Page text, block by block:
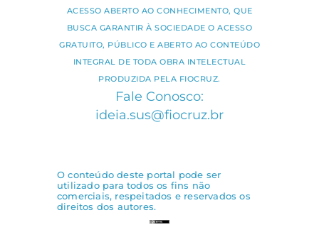
ACESSO ABERTO AO CONHECIMENTO, QUE
BUSCA GARANTIR À SOCIEDADE O ACESSO
GRATUITO, PÚBLICO E ABERTO AO CONTEÚDO
INTEGRAL DE TODA OBRA INTELECTUAL
PRODUZIDA PELA FIOCRUZ.
Fale Conosco:
ideia.sus@fiocruz.br
O conteúdo deste portal pode ser
utilizado para todos os fins não
comerciais, respeitados e reservados os
direitos dos autores.